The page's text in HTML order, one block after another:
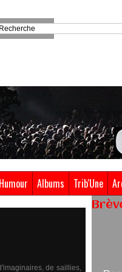
Humour Albums Trib'Une
de saillies,